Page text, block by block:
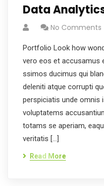
Data
No Comments
Portfolio Look how
vero eos et accusamus
ssimos ducimus qui
deleniti atque corrupti
perspiciatis unde omnis
voluptatems
totams se aperiam,
veritatis […]
Read More